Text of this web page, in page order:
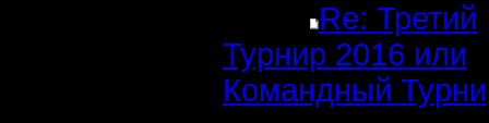
Re: Третий
Турнир 2016 или
Командный